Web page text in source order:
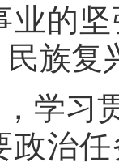
业的
族复
学习
政治